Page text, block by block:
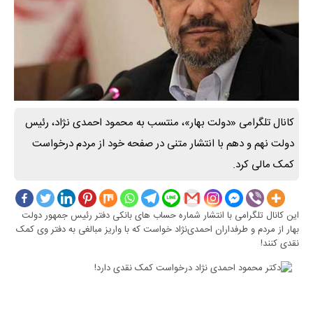
کانال تلگرامی «دولت بهار»، منتسب به محمود احمدی نژاد، رئیس
دولت نهم و دهم با انتشار متنی در صفحه خود از مردم درخواست
کمک مالی کرد.
این کانال تلگرامی با انتشار شماره حساب های بانکی دفتر رئیس جمهور دولت
بهار از مردم و طرفداران احمدی‌نژاد خواست که با واریز مبالغی به دفتر وی کمک
نقدی کنند!